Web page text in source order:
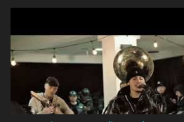
solo yo tendre el candado 🔒 del amor
para dar ya estando en tu ciudad no
copas van de más vayamos a un lugar
Entre alcohol y besos se va
habitación ya no mires más el reloj
tú mi mal moviendo tu silueta no hay